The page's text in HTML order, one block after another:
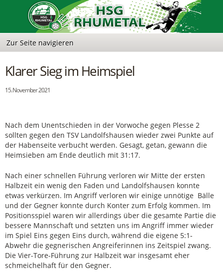
Klarer Sieg im Heimspiel
15. November 2021
Nach dem Unentschieden in der Vorwoche gegen Plesse 2
sollten gegen den TSV Landolfshausen wieder zwei Punkte auf
der Habenseite verbucht werden. Gesagt, getan, gewann die
Heimsieben am Ende deutlich mit 31:17.
Nach einer schnellen Führung verloren wir Mitte der ersten
Halbzeit ein wenig den Faden und Landolfshausen konnte
etwas verkürzen. Im Angriff verloren wir einige unnötige Bälle
und der Gegner konnte durch Konter zum Erfolg kommen. Im
Positionsspiel waren wir allerdings über die gesamte Partie die
bessere Mannschaft und setzten uns im Angriff immer wieder
im Spiel Eins gegen Eins durch, während die eigene 5:1-
Abwehr die gegnerischen Angreiferinnen ins Zeitspiel zwang.
Die Vier-Tore-Führung zur Halbzeit war insgesamt eher
schmeichelhaft für den Gegner.